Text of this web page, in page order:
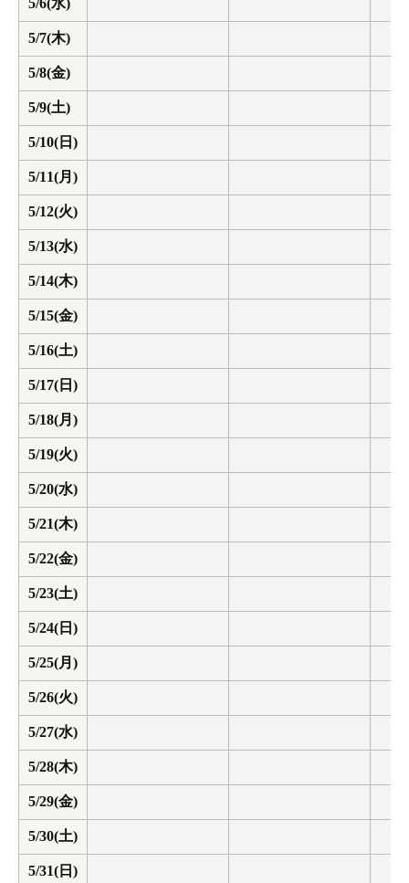
5/6(水)
5/7(木)
5/8(金)
5/9(土)
5/10(日)
5/11(月)
5/12(火)
5/13(水)
5/14(木)
5/15(金)
5/16(土)
5/17(日)
5/18(月)
5/19(火)
5/20(水)
5/21(木)
5/22(金)
5/23(土)
5/24(日)
5/25(月)
5/26(火)
5/27(水)
5/28(木)
5/29(金)
5/30(土)
5/31(日)